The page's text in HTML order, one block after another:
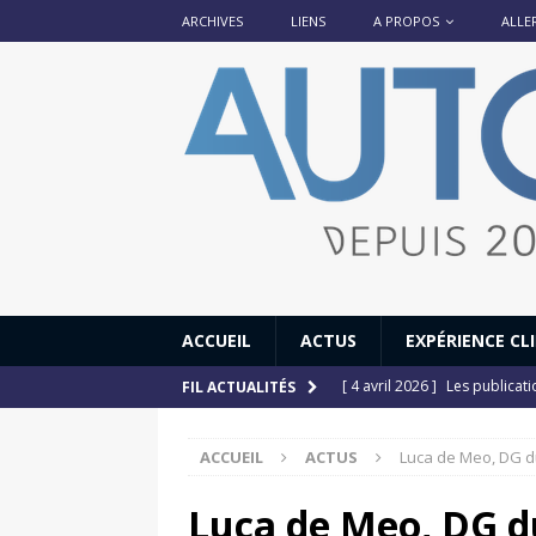
ARCHIVES LIENS A PROPOS
ACCUEIL ACTUS EXPÉRIENCE
FIL ACTUALITÉS [ 4 avril 2026 ] Les
[ 12 juillet 2025 ] 14 juillet :
[ 6 juillet 2025 ] Renault
ACCUEIL ACTUS Luca de Meo, DG
Luca de Meo, DG